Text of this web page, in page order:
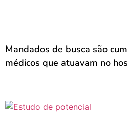
Mandados de busca são
médicos que atuavam no